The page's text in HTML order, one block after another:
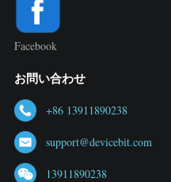
Facebook
お問い合わせ
+86 13911890238
support@devicebit.com
13911890238